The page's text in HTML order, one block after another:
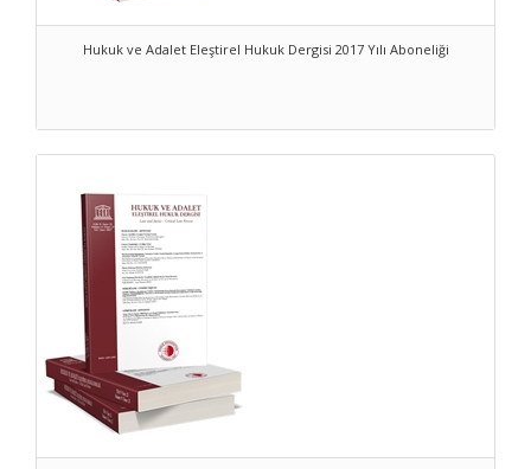
Hukuk ve Adalet Eleştirel Hukuk Dergisi 2017 Yılı Aboneliği